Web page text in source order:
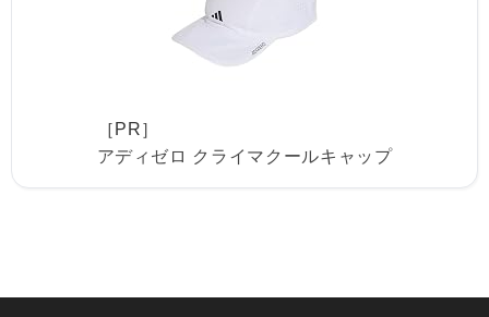
［PR］
アディゼロ クライマクールキャップ